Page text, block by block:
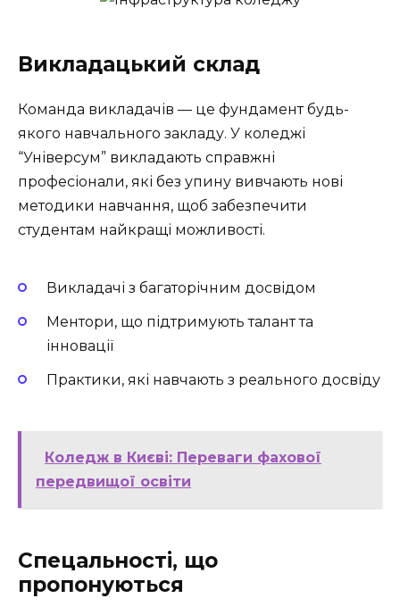
Викладацький склад
Команда викладачів — це фундамент будь-
якого навчального закладу. У коледжі
“Універсум” викладають справжні
професіонали, які без упину вивчають нові
методики навчання, щоб забезпечити
студентам найкращі можливості.
Викладачі з багаторічним досвідом
Ментори, що підтримують талант та
інновації
Практики, які навчають з реального досвіду
Коледж в Києві: Переваги фахової
передвищої освіти
Спецальності, що
пропонуються